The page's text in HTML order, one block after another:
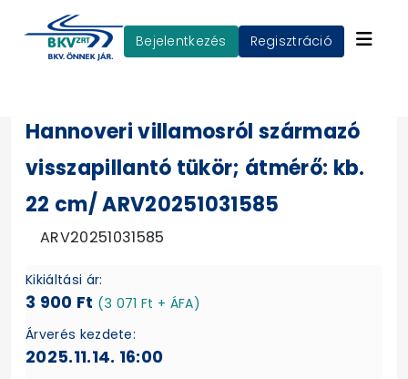
Bejelentkezés Regisztráció
Hannoveri villamosról származó
visszapillantó tükör; átmérő: kb.
22 cm/ ARV20251031585
ARV20251031585
Kikiáltási ár:
3 900 Ft (3 071 Ft + ÁFA)
Árverés kezdete:
2025.11.14. 16:00